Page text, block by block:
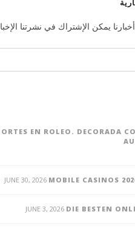
يمكن الإشتراك في نشرتنا
EN ROLEO. DECORADA
MOBILE CASINOS
JUNE 30, 2026
DIE BESTEN
JUNE 3, 2026